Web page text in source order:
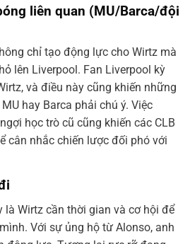
liên quan (MU/Barca/đội
chỉ tạo động lực cho Wirtz mà
lên Liverpool. Fan Liverpool kỳ
và điều này cũng khiến những
hay Barca phải chú ý. Việc
học trò cũ cũng khiến các CLB
cân nhắc chiến lược đối phó với
là Wirtz cần thời gian và cơ hội để
Với sự ủng hộ từ Alonso, anh